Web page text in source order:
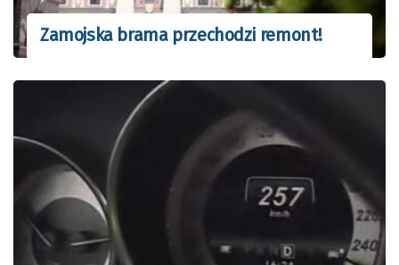
Zamojska brama przechodzi remont!